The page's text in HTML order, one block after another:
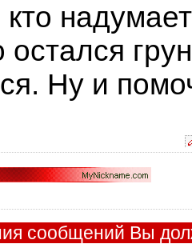
остался
Ну и
сообщений Вы